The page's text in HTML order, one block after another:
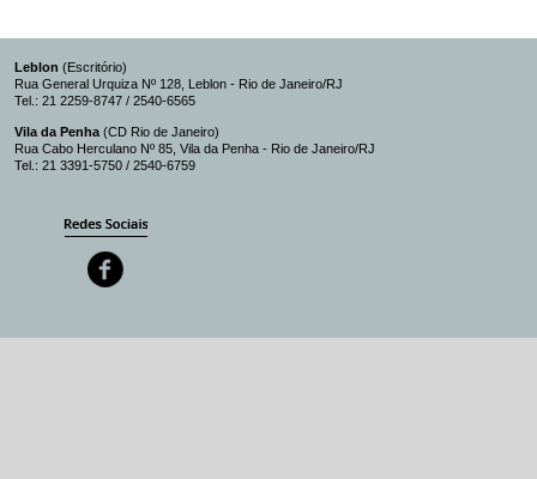
Leblon (Escritório)
Rua General Urquiza Nº 128, Leblon - Rio de Janeiro/RJ
Tel.: 21 2259-8747 / 2540-6565
Vila da Penha(CD Rio de Janeiro)
Rua Cabo Herculano Nº 85, Vila da Penha - Rio de Janeiro/RJ
Tel.: 21 3391-5750 / 2540-6759